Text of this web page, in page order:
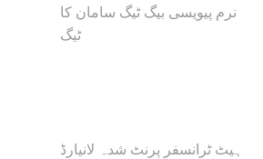
نرم پیویسی بیگ ٹیگ سامان کا
ٹیگ
ہیٹ ٹرانسفر پرنٹ شدہ لانیارڈ